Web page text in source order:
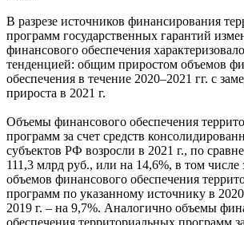
В разрезе источников финансирования
программ государственных гарантий
финансового обеспечения
тенденцией: общим приростом объемов
обеспечения в течение 2020–2021 гг. с
прироста в 2021 г.
Объемы финансового обеспечения
программ за счет средств
субъектов РФ возросли в 2021 г., по
111,3 млрд руб., или на 14,6%, в том числе
объемов финансового обеспечения
программ по указанному источнику в
2019 г. – на 9,7%. Аналогично объемы
обеспечения территориальных программ